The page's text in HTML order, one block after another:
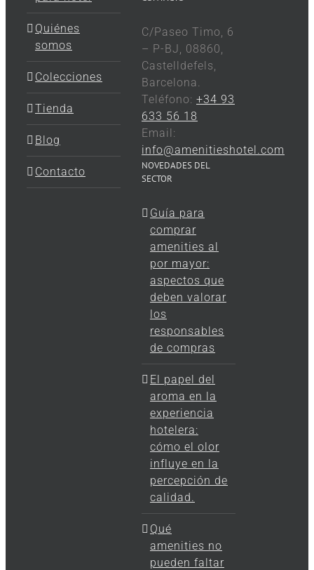
Quiénes
somos
Colecciones
Tienda
Blog
Contacto
C/Paseo Timo, 6
– P-BJ, 08860,
Castelldefels,
Barcelona.
Teléfono: +34 93
633 56 18
Email:
info@amenitieshotel.com
NOVEDADES DEL
SECTOR
Guía para
comprar
amenities al
por mayor:
aspectos que
deben valorar
los
responsables
de compras
El papel del
aroma en la
experiencia
hotelera:
cómo el olor
influye en la
percepción de
calidad.
Qué
amenities no
pueden faltar